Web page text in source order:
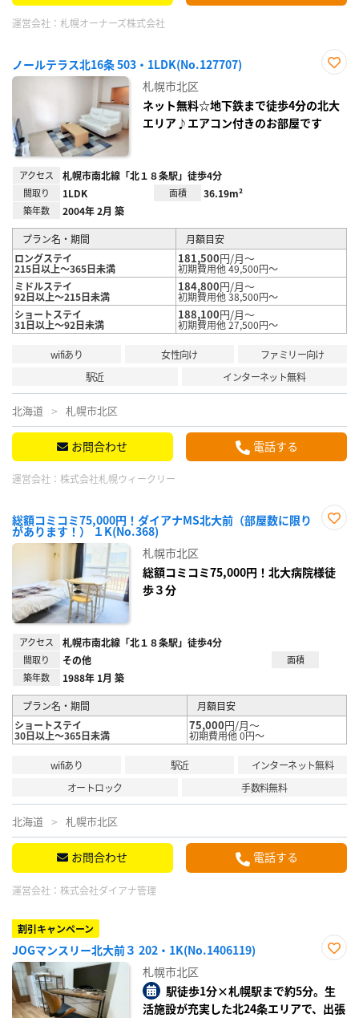
運営会社： 札幌オーナーズ株式会社
ノールテラス北16条 503・1LDK(No.127707)
り登
録
札幌市北区
ネット無料☆地下鉄まで徒歩4分の北大
エリア♪エアコン付きのお部屋です
アクセス 札幌市南北線「北１８条駅」徒歩4分
間取り 1LDK 面積 36.19m²
築年数 2004年 2月 築
プラン名・期間
月額目安
ロングステイ
215日以上～365日未満
181,500円/月～
初期費用他 49,500円～
ミドルステイ
92日以上～215日未満
184,800円/月～
初期費用他 38,500円～
ショートステイ
31日以上～92日未満
188,100円/月～
初期費用他 27,500円～
wifiあり 女性向け
ファミリー向け
駅近
インターネット無料
北海道 札幌市北区
お問合わせ 電話する
運営会社： 株式会社札幌ウィークリー
総額コミコミ75,000円！ダイアナMS北大前（部屋数に限り
があります！） １K(No.368)
録
札幌市北区
総額コミコミ75,000円！北大病院様徒
歩３分
アクセス 札幌市南北線「北１８条駅」徒歩4分
間取り その他
面積
築年数
1988年 1月 築
プラン名・期間
月額目安
ショートステイ
30日以上～365日未満
75,000円/月～
初期費用他 0円～
wifiあり 駅近
インターネット無料
オートロック
手数料無料
北海道 札幌市北区
お問合わせ 電話する
運営会社： 株式会社ダイアナ管理
割引キャンペーン
JOGマンスリー北大前３ 202・1K(No.1406119)
り登
録
札幌市北区
駅徒歩1分×札幌駅まで約5分。生
活施設が充実した北24条エリアで、出張